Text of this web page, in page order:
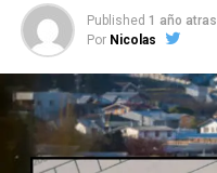
Published 1 año atras
Por Nicolas